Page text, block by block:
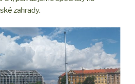
zahrady.